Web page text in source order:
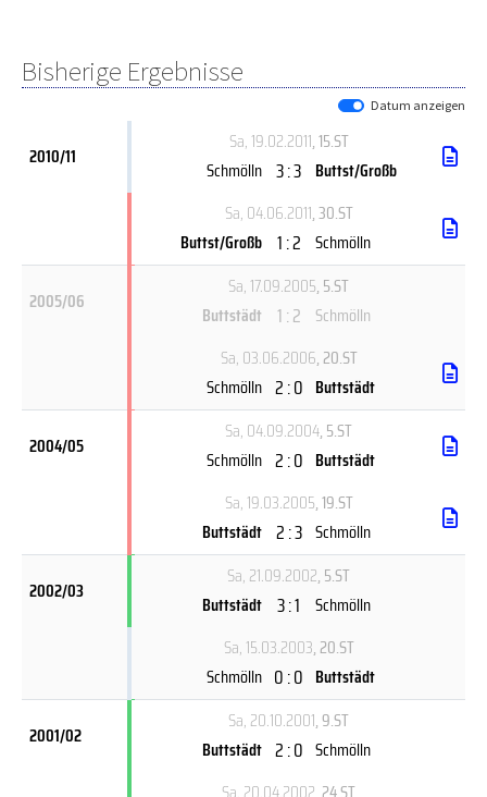
Bisherige Ergebnisse
Datum anzeigen
2010/11
Sa, 19.02.2011, 15.ST
Schmölln 3 : 3 Buttst/Großb
Sa, 04.06.2011, 30.ST
Buttst/Großb 1 : 2 Schmölln
2005/06
Sa, 17.09.2005, 5.ST
Buttstädt 1 : 2 Schmölln
Sa, 03.06.2006, 20.ST
Schmölln 2 : 0 Buttstädt
2004/05
Sa, 04.09.2004, 5.ST
Schmölln 2 : 0 Buttstädt
Sa, 19.03.2005, 19.ST
Buttstädt 2 : 3 Schmölln
2002/03
Sa, 21.09.2002, 5.ST
Buttstädt 3 : 1 Schmölln
Sa, 15.03.2003, 20.ST
Schmölln 0 : 0 Buttstädt
2001/02
Sa, 20.10.2001, 9.ST
Buttstädt 2 : 0 Schmölln